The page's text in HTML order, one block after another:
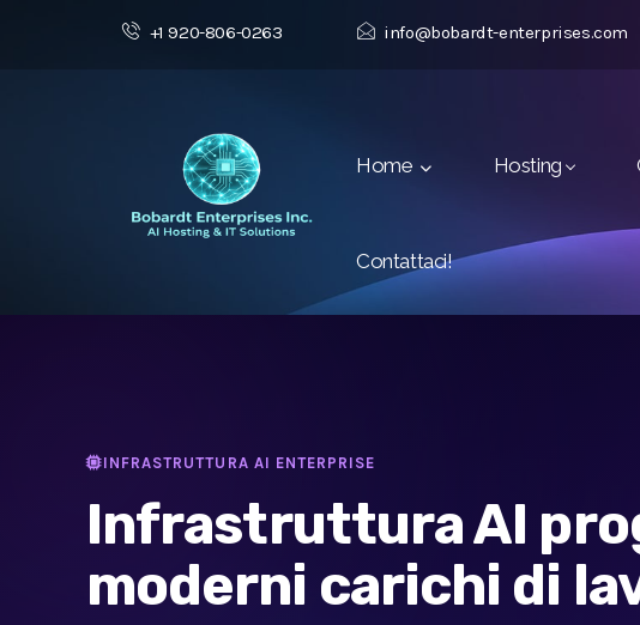
+1 920-806-0263 info@bobardt-enterprises.com
Home Hosting
Contattaci!
INFRASTRUTTURA AI ENTERPRISE
Infrastruttura AI
moderni carichi di